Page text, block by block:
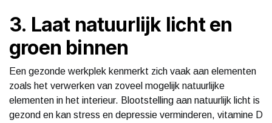
3. Laat natuurlijk licht en
groen binnen
Een gezonde werkplek kenmerkt zich vaak aan elementen
zoals het verwerken van zoveel mogelijk natuurlijke
elementen in het interieur. Blootstelling aan natuurlijk licht is
gezond en kan stress en depressie verminderen, vitamine D